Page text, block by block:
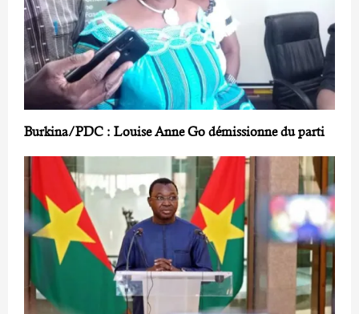
Burkina/PDC : Louise Anne Go démissionne du parti